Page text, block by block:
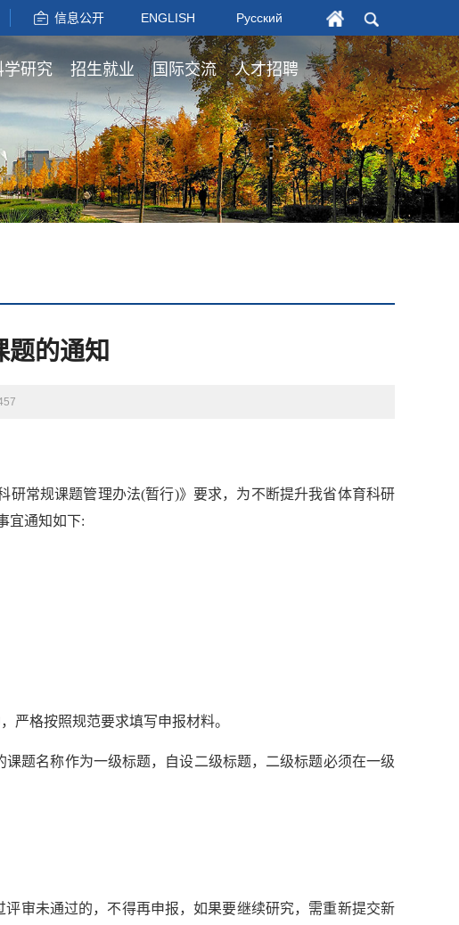
信息公开 ENGLISH Русский
学研究 招生就业 国际交流 人才招聘
题的通知
研常规课题管理办法(暂行)》要求，为不断提升我省体育科研
宜通知如下:
严格按照规范要求填写申报材料。
题名称作为一级标题，自设二级标题，二级标题必须在一级
审未通过的，不得再申报，如果要继续研究，需重新提交新